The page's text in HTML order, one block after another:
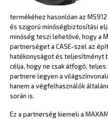
termékéhez hasonlóan az
és szigorú minőségbiztosítási
minőség teszi lehetővé, hogy a
partnerséget a CASE-szel az
hatékonyságot és teljesítményt
célja, hogy ne csak átfogó,
partnere legyen a
hanem a végfelhasználók
során is.
Ez a partnerség kiemeli a